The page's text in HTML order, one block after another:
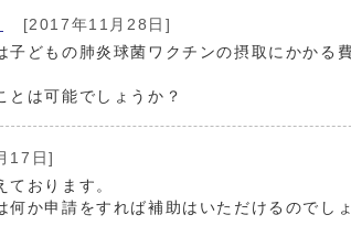
[2017年11月28日]
どもの肺炎球菌ワクチンの摂取にかかる
とは可能でしょうか？
17日]
おります。
か申請をすれば補助はいただけるのでし